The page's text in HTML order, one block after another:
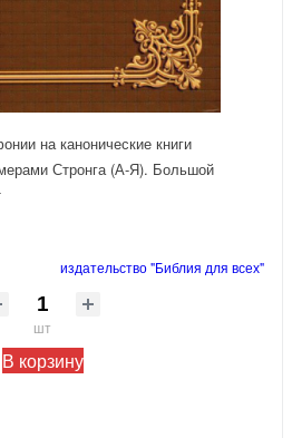
на канонические книги
Стронга (А-Я). Большой
издательство "Библия для всех"
шт
В корзину